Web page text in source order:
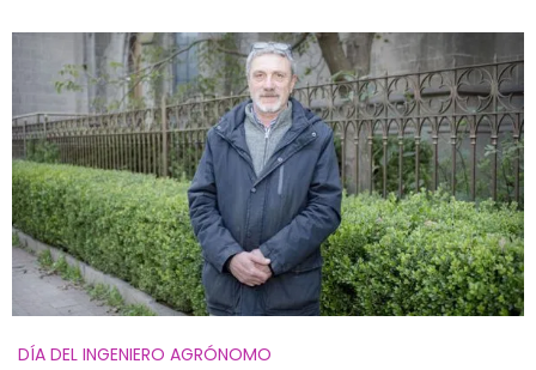
DÍA DEL INGENIERO AGRÓNOMO